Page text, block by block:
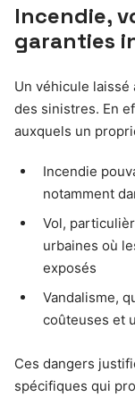
Incendie,
garanties
Un véhicule laissé
des sinistres. En
auxquels un
Incendie
notamment
Vol,
urbaines où
exposés
Vandalisme,
coûteuses et
Ces dangers
spécifiques qui